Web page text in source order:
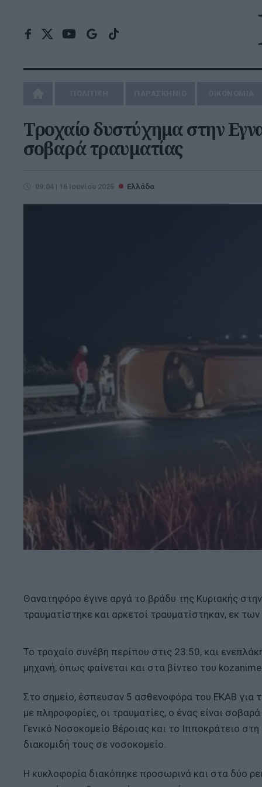
Τροχαίο δυστύχημα στην
σοβαρά τραυματίας
09:04 | 16 Ιουνίου 2025 Ελλάδα
Θανατηφόρο έγινε αργά το βράδυ της Κυριακής
τραυματίστηκε και αρκετοί τραυματίστηκαν, εκ
Το τροχαίο συνέβη περίπου στις 23:50, και
μηχανή, όπως φαίνεται και στα βίντεο του
Στο σημείο, έσπευσαν 5 ασθενοφόρα του ΕΚΑΒ για
με πληροφορίες, οι τραυματίες, ο ένας είναι
Γενικό Νοσοκομείο Βέροιας και το Ιπποκράτειο
διακομιδή τους σε νοσοκομείο.
Η κυκλοφορία διακόπηκε προσωρινά και στα δύο